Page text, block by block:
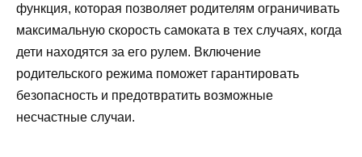
функция, которая позволяет родителям ограничивать
максимальную скорость самоката в тех случаях, когда
дети находятся за его рулем. Включение
родительского режима поможет гарантировать
безопасность и предотвратить возможные
несчастные случаи.